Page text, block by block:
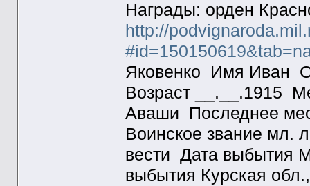
Награды: орден
http://
Яковенко Имя Иван
Возраст __.__.1915
Аваши Последнее
Воинское звание мл.
вести Дата выбытия
выбытия Курская